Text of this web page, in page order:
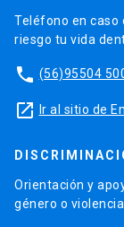
Teléfono en caso
riesgo tu vida
phone (56)95504
launch Ir al sitio de
Orientación y
género o